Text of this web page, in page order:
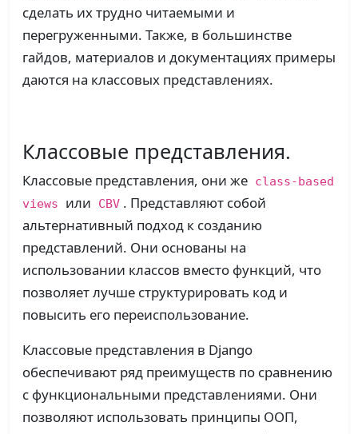
сделать их трудно читаемыми и
перегруженными. Также, в большинстве
гайдов, материалов и документациях примеры
даются на классовых представлениях.
Классовые представления.
Классовые представления, они же class-based
views
или CBV . Представляют собой
альтернативный подход к созданию
представлений. Они основаны на
использовании классов вместо функций, что
позволяет лучше структурировать код и
повысить его переиспользование.
Классовые представления в Django
обеспечивают ряд преимуществ по сравнению
с функциональными представлениями. Они
позволяют использовать принципы ООП,